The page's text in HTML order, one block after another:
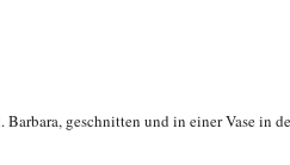
geschnitten und in einer Vase in